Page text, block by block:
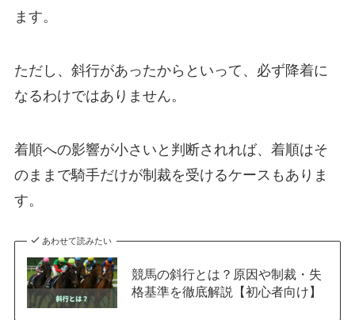
ます。
ただし、斜行があったからといって、必ず降着に
なるわけではありません。
着順への影響が小さいと判断されれば、着順はそ
のままで騎手だけが制裁を受けるケースもありま
す。
あわせて読みたい
競馬の斜行とは？原因や制裁・失
格基準を徹底解説【初心者向け】